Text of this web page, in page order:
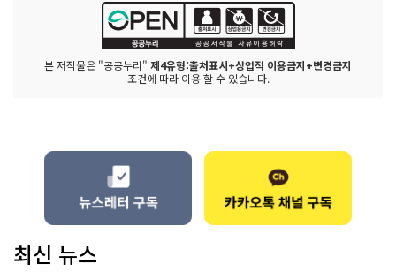
본 저작물은 "공공누리" 제4유형:출처표시+상업적 이용금지+변경금지
조건에 따라 이용 할 수 있습니다.
최신 뉴스